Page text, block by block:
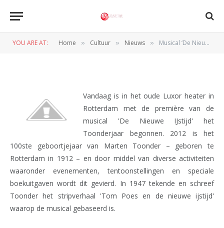
YOU ARE AT: Home » Cultuur » Nieuws » Musical ‘De Nieuwe IJstijd’ luidt het Toonderjaar in
Musical ‘De Nieuwe IJstijd’
Vandaag is in het oude Luxor heater in
Rotterdam met de première van de
musical 'De Nieuwe IJstijd' het
Toonderjaar begonnen. 2012 is het
100ste geboortjejaar van Marten Toonder – geboren te
Rotterdam in 1912 – en door middel van diverse activiteiten
waaronder evenementen, tentoonstellingen en speciale
boekuitgaven wordt dit gevierd. In 1947 tekende en schreef
Toonder het stripverhaal 'Tom Poes en de nieuwe ijstijd'
waarop de musical gebaseerd is.